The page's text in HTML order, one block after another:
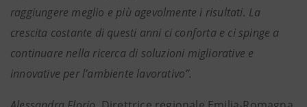
raggiungere meglio e più agevolmente i risultati. La
crescita costante di questi anni ci conforta e ci spinge a
continuare nella ricerca di soluzioni migliorative e
innovative per l’ambiente lavorativo”.